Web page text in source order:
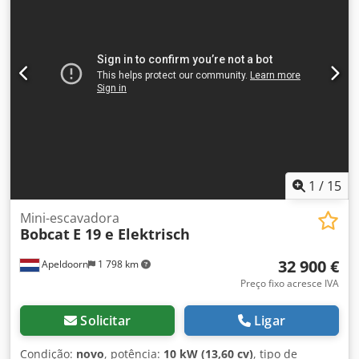
diesel de 44 kW, fabricante Yanmar * Tubulação para
ferramentas adicionais * Sistema de fixação rápida *
Faróis adicionais * Em excelente estado de conservação ----
1 / 15
Apeldoorn 1 798 km
Mini-escavadora
Bobcat E 19 e Elektrisch
32 900 €
Preço fixo acresce IVA
Solicitar Ligar
Condição: novo, potência: 10 kW (13,60 cv), tipo de